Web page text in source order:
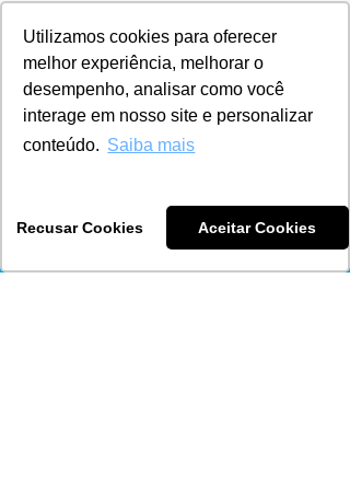
Utilizamos cookies para oferecer
melhor experiência, melhorar o
desempenho, analisar como você
interage em nosso site e personalizar
conteúdo. Saiba mais
Recusar Cookies Aceitar Cookies
© 2025 GIGTECH ENGENHARIA LTDA |
Todos os direitos reservados